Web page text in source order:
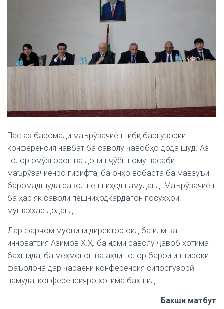
Пас аз баромади маърӯзачиён тибқи баргузории
конференсия навбат ба саволу ҷавобҳо дода шуд. Аз
толор омӯзгорон ва донишҷӯён ному насаби
маърӯзачиёнро гирифта, ба онҳо вобаста ба мавзуъи
баромадшуда савол пешниҳод намуданд. Маърӯзачиён
ба ҳар як саволи пешниҳодкардагон посухҳои
мушаххас доданд.
Дар фарҷом муовини директор оид ба илм ва
инноватсия Азимов Х.Ҳ. ба қисми саволу ҷавоб хотима
бахшида, ба меҳмонон ва аҳли толор барои иштироки
фаъолона дар ҷараёни конференсия сипосгузорӣ
намуда, конференсияро хотима бахшид.
Бахши матбут